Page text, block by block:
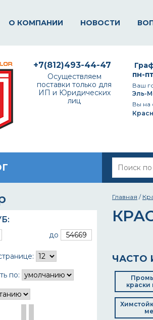
О КОМПАНИИ НОВОСТИ
пн-
Ваш
Эль-
Вы на
+7(812)493-44-47
Осуществляем
поставки только для
ИП и Юридических
лиц
:
до
по:
Главная /
ЧАСТО
краски